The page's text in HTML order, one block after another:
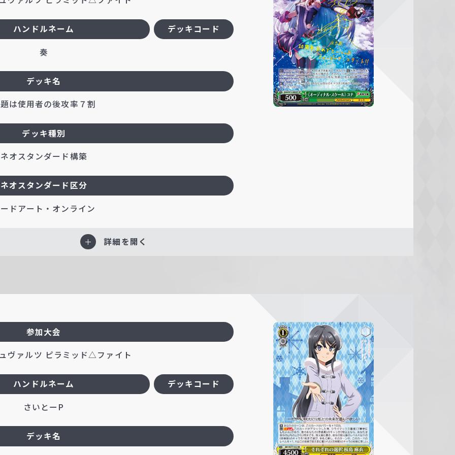
ハンドルネーム
奏
デッキコード
デッキ名
は使用者の後攻率７割
デッキ種別
ネオスタンダード構築
ネオスタンダード区分
ドアート・オンライン
詳細を開く
参加大会
ヴァルツ ピラミッド△ファイト
ハンドルネーム
さいとーP
デッキコード
デッキ名